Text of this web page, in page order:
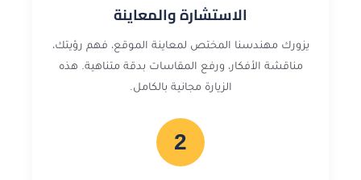
الاستشارة والمعاينة
يزورك مهندسنا المختص لمعاينة الموقع، فهم رؤيتك،
مناقشة الأفكار، ورفع المقاسات بدقة متناهية. هذه
الزيارة مجانية بالكامل.
2